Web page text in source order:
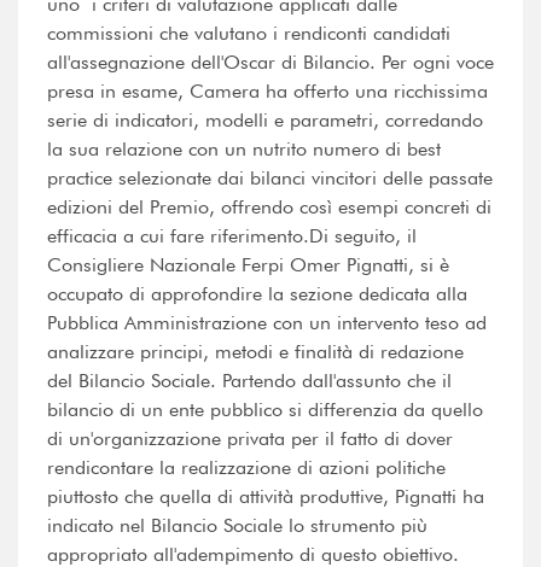
commissioni che valutano i rendiconti candidati
all'assegnazione dell'Oscar di Bilancio. Per ogni voce
presa in esame, Camera ha offerto una ricchissima
serie di indicatori, modelli e parametri, corredando
la sua relazione con un nutrito numero di best
practice selezionate dai bilanci vincitori delle passate
edizioni del Premio, offrendo così esempi concreti di
efficacia a cui fare riferimento.Di seguito, il
Consigliere Nazionale Ferpi Omer Pignatti, si è
occupato di approfondire la sezione dedicata alla
Pubblica Amministrazione con un intervento teso ad
analizzare principi, metodi e finalità di redazione
del Bilancio Sociale. Partendo dall'assunto che il
bilancio di un ente pubblico si differenzia da quello
di un'organizzazione privata per il fatto di dover
rendicontare la realizzazione di azioni politiche
piuttosto che quella di attività produttive, Pignatti ha
indicato nel Bilancio Sociale lo strumento più
appropriato all'adempimento di questo obiettivo.